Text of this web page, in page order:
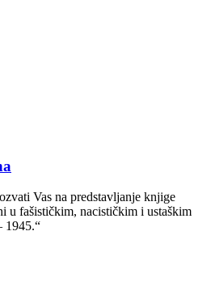
Vas na predstavljanje knjige
u fašističkim, nacističkim i ustaškim
1945.“